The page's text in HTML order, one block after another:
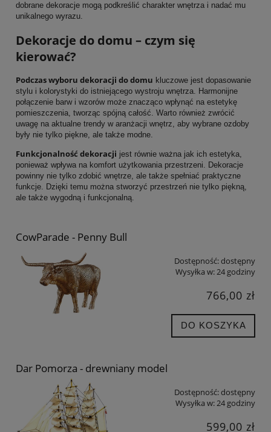
dobrane dekoracje mogą podkreślić charakter wnętrza i nadać mu
unikalnego wyrazu.
Dekoracje do domu – czym się
kierować?
Podczas wyboru dekoracji do domu kluczowe jest dopasowanie
stylu i kolorystyki do istniejącego wystroju wnętrza. Harmonijne
połączenie barw i wzorów może znacząco wpłynąć na estetykę
pomieszczenia, tworząc spójną całość. Warto również zwrócić
uwagę na aktualne trendy w aranżacji wnętrz, aby wybrane ozdoby
były nie tylko piękne, ale także modne.
Funkcjonalność dekoracji jest równie ważna jak ich estetyka,
ponieważ wpływa na komfort użytkowania przestrzeni. Dekoracje
powinny nie tylko zdobić wnętrze, ale także spełniać praktyczne
funkcje. Dzięki temu można stworzyć przestrzeń nie tylko piękną,
ale także wygodną i funkcjonalną.
CowParade - Penny Bull
Dostępność:dostępny
Wysyłka w: 24 godziny
766,00 zł
DO KOSZYKA
Dar Pomorza - drewniany model
Dostępność:dostępny
Wysyłka w:24 godziny
599,00 zł